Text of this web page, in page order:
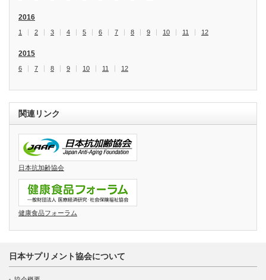
2016
1 2 3 4 5 6 7 8 9 10 11 12
2015
6 7 8 9 10 11 12
関連リンク
日本抗加齢協会
健康食品フォーラム
日本サプリメント協会について